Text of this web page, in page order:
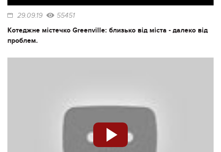
29.09.19 55451
Котеджне містечко Greenville: близько від міста - далеко від
проблем.